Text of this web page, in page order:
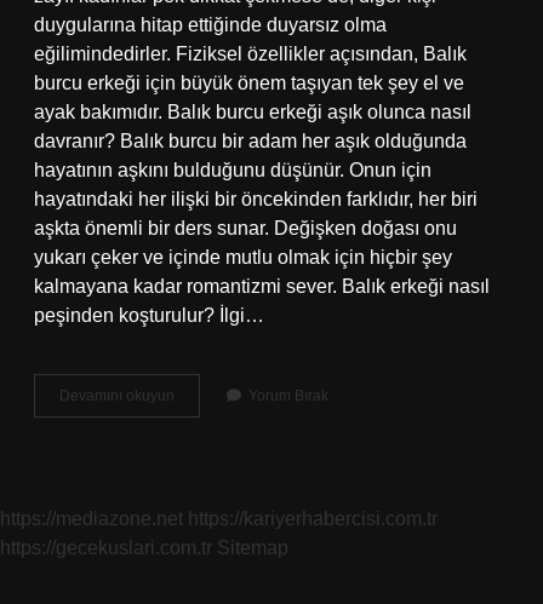
duygularına hitap ettiğinde duyarsız olma
eğilimindedirler. Fiziksel özellikler açısından, Balık
burcu erkeği için büyük önem taşıyan tek şey el ve
ayak bakımıdır. Balık burcu erkeği aşık olunca nasıl
davranır? Balık burcu bir adam her aşık olduğunda
hayatının aşkını bulduğunu düşünür. Onun için
hayatındaki her ilişki bir öncekinden farklıdır, her biri
aşkta önemli bir ders sunar. Değişken doğası onu
yukarı çeker ve içinde mutlu olmak için hiçbir şey
kalmayana kadar romantizmi sever. Balık erkeği nasıl
peşinden koşturulur? İlgi…
Devamını okuyun
Erkeği
Yorum Bırak
https://mediazone.net https://kariyerhabercisi.com.tr
https://gecekuslari.com.tr Sitemap